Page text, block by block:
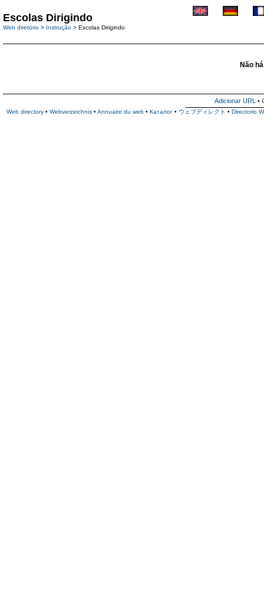
Escolas Dirigindo
Web diretório > Instrução > Escolas Dirigindo
Não
Adicionar URL •
Web directory • Webverzeichnis • Annuaire du web • Каталог • ウェブディレクト • Directorio